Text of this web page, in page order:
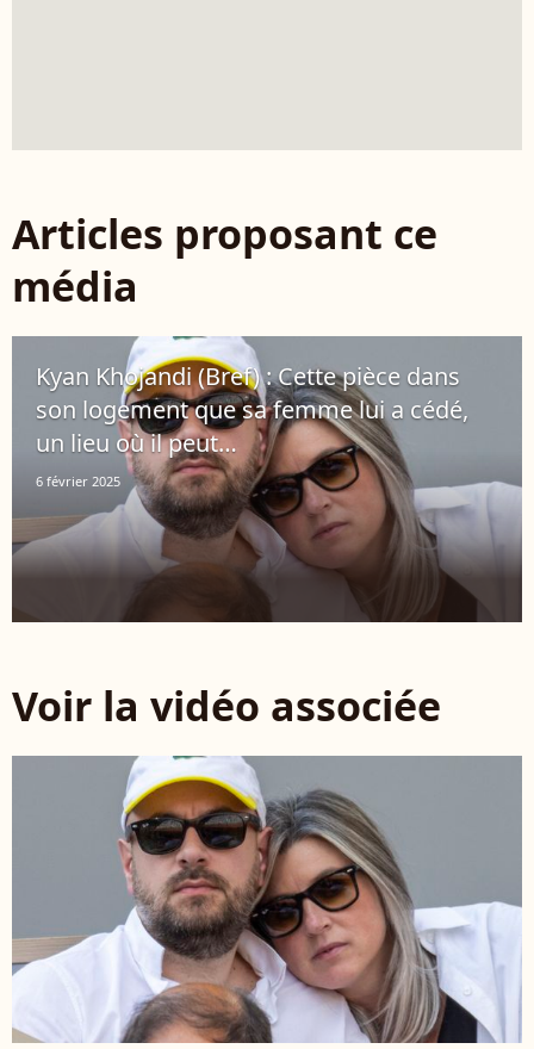
Articles proposant ce
média
Kyan Khojandi (Bref) : Cette pièce dans
son logement que sa femme lui a cédé,
un lieu où il peut…
6 février 2025
Voir la vidéo associée